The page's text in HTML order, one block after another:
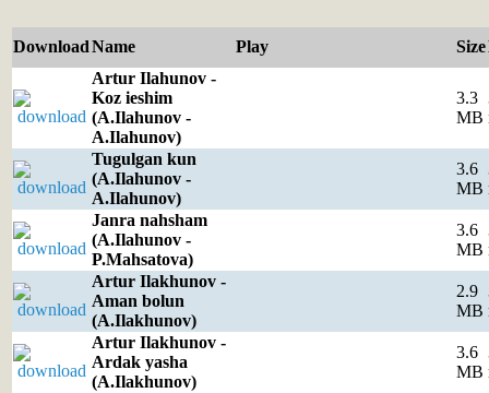
DownloadName Play Size
Artur Ilahunov -
Koz ieshim
(A.Ilahunov -
A.Ilahunov)
3.3
MB
Tugulgan kun
(A.Ilahunov -
A.Ilahunov)
3.6
MB
Janra nahsham
(A.Ilahunov -
P.Mahsatova)
3.6
MB
Artur Ilakhunov -
Aman bolun
(A.Ilakhunov)
2.9
MB
Artur Ilakhunov -
Ardak yasha
(A.Ilakhunov)
3.6
MB